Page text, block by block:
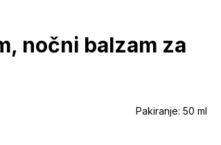
nočni balzam za
Pakiranje: 50 ml